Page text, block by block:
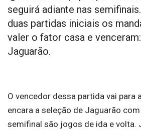
seguirá adiante nas
duas partidas iniciais os
valer o fator casa e
Jaguarão.
O vencedor dessa partida vai para
encara a seleção de Jaguarão
semifinal são jogos de ida e volta.